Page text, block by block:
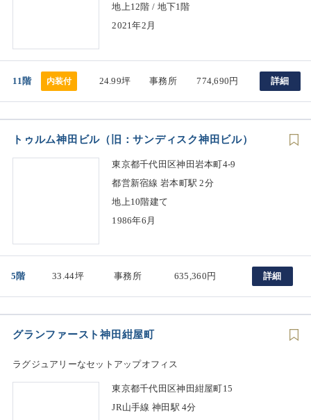
地上12階 / 地下1階
2021年2月
11階 内装付 24.99坪 事務所 774,690円 詳細
トゥルム神田ビル（旧：サンディスク神田ビル）
東京都千代田区神田岩本町4-9
都営新宿線 岩本町駅 2分
地上10階建て
1986年6月
5階 33.44坪 事務所 635,360円 詳細
グランファースト神田紺屋町
ラグジュアリーなセットアップオフィス
東京都千代田区神田紺屋町15
JR山手線 神田駅 4分